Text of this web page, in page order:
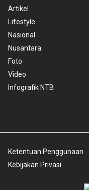
Artikel
Lifestyle
Nasional
Nusantara
Foto
Video
Infografik NTB
Ketentuan Penggunaan
Kebijakan Privasi